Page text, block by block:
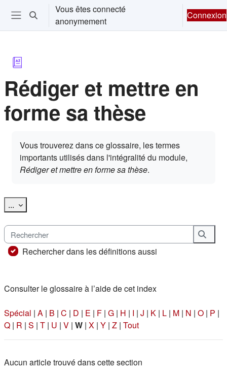
Passer au contenu principal
Ouvrir le menu de navigation
Activer/désactiver la saisie de recherche
Vous êtes connecté
anonymement
Connexion
Rédiger et mettre en
forme sa thèse
Vous trouverez dans ce glossaire, les termes
importants utilisés dans l'intégralité du module,
Rédiger et mettre en forme sa thèse.
... Exporter des articles
Rechercher
Rechercher dans les définitions aussi
Consulter le glossaire à l’aide de cet index
Spécial | A | B | C | D | E | F | G | H | I | J | K | L | M | N | O | P |
Q | R | S | T | U | V | W | X | Y | Z | Tout
Aucun article trouvé dans cette section